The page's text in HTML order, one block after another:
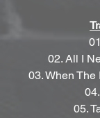
02. All I
03. When
05.